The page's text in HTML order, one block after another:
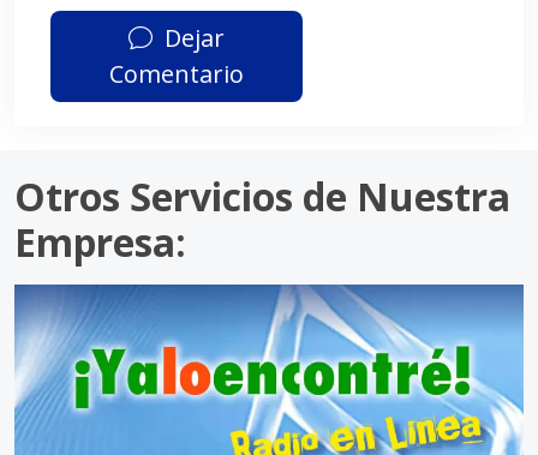
Dejar
Comentario
Otros Servicios de Nuestra
Empresa: